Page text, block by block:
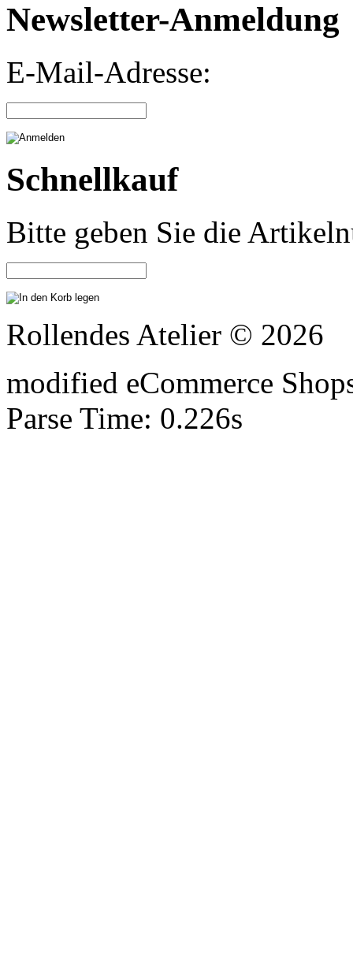
Newsletter-Anmeldung
E-Mail-Adresse:
Schnellkauf
Bitte geben Sie die
Rollendes Atelier © 2026
modified eCommerce
Parse Time: 0.226s